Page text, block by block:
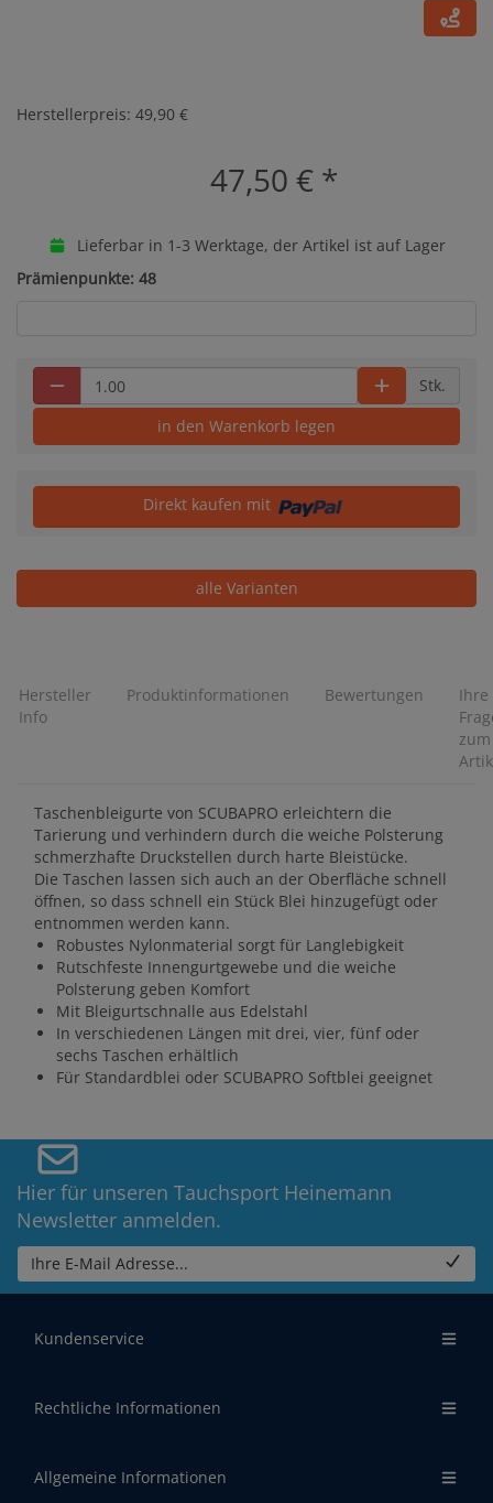
Herstellerpreis: 49,90 €
47,50 € *
Lieferbar in 1-3 Werktage, der Artikel ist auf Lager
Prämienpunkte: 48
Stk.
in den Warenkorb legen
Direkt kaufen mit
alle Varianten
Hersteller
Info
Produktinformationen Bewertungen
Ihre
zum
Taschenbleigurte von SCUBAPRO erleichtern die
Tarierung und verhindern durch die weiche Polsterung
schmerzhafte Druckstellen durch harte Bleistücke.
Die Taschen lassen sich auch an der Oberfläche schnell
öffnen, so dass schnell ein Stück Blei hinzugefügt oder
entnommen werden kann.
Robustes Nylonmaterial sorgt für Langlebigkeit
Rutschfeste Innengurtgewebe und die weiche
Polsterung geben Komfort
Mit Bleigurtschnalle aus Edelstahl
In verschiedenen Längen mit drei, vier, fünf oder
sechs Taschen erhältlich
Für Standardblei oder SCUBAPRO Softblei geeignet
Hier für unseren Tauchsport Heinemann
Newsletter anmelden.
Ihre E-Mail Adresse...
Kundenservice
Rechtliche Informationen
Allgemeine Informationen